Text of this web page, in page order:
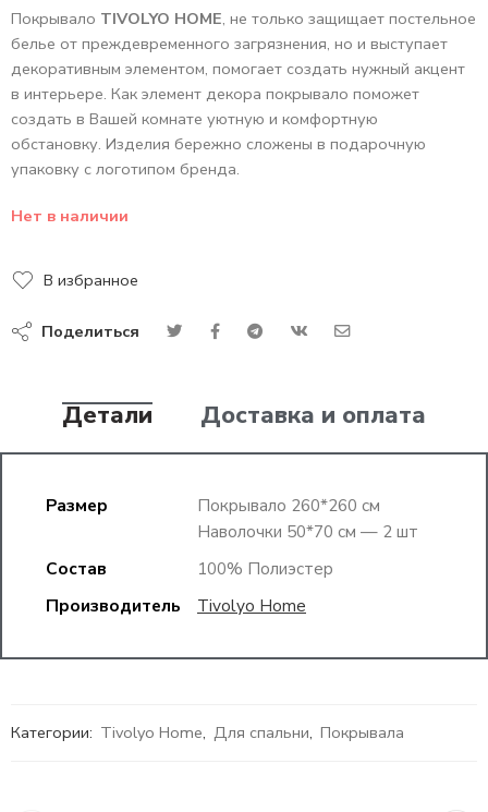
Покрывало TIVOLYO HOME, не только защищает постельное
белье от преждевременного загрязнения, но и выступает
декоративным элементом, помогает создать нужный акцент
в интерьере. Как элемент декора покрывало поможет
создать в Вашей комнате уютную и комфортную
обстановку. Изделия бережно сложены в подарочную
упаковку с логотипом бренда.
Нет в наличии
В избранное
Поделиться
Детали Доставка и оплата
Размер
Покрывало 260*260 см
Наволочки 50*70 см — 2 шт
Состав
100% Полиэстер
Производитель
Tivolyo Home
Категории: Tivolyo Home, Для спальни, Покрывала